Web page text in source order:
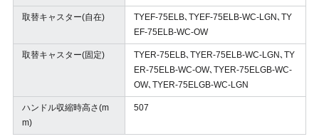
取替キャスター(自在)
TYEF-75ELB､TYEF-75ELB-WC-LGN､TY
EF-75ELB-WC-OW
取替キャスター(固定)
TYER-75ELB､TYER-75ELB-WC-LGN､TY
ER-75ELB-WC-OW､TYER-75ELGB-WC-
OW､TYER-75ELGB-WC-LGN
ハンドル収縮時高さ(m
m)
507